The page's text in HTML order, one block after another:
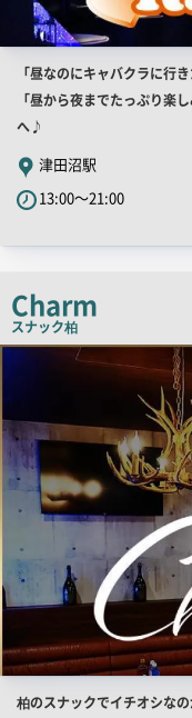
店
舗
PR
キ
ャ
ッ
ー
「昼なのにキャバクラに行
「昼から夜までたっぷり楽
へ♪
津田沼駅
13:00～21:00
Charm
スナック柏
店
店
柏のスナックでイチオシな